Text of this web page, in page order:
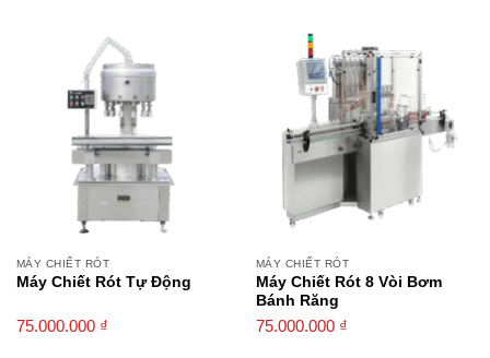
MÁY CHIẾT RÓT
Máy Chiết Rót Tự Động
75.000.000 ₫
MÁY CHIẾT RÓT
Máy Chiết Rót 8 Vòi Bơm
Bánh Răng
75.000.000 ₫